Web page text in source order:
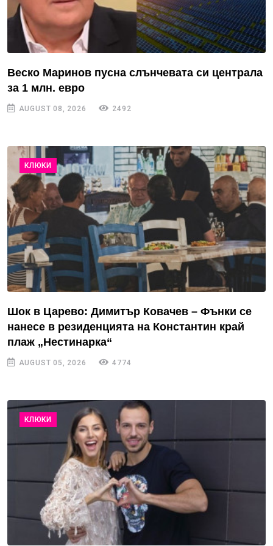
Веско Маринов пусна слънчевата си централа
за 1 млн. евро
AUGUST 08, 2026 2492
КЛЮКИ
Шок в Царево: Димитър Ковачев – Фънки се
нанесе в резиденцията на Константин край
плаж „Нестинарка“
AUGUST 05, 2026 4774
КЛЮКИ